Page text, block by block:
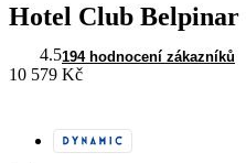
Hotel Club Belpinar
4.5194 hodnocení zákazníků
10 579 Kč